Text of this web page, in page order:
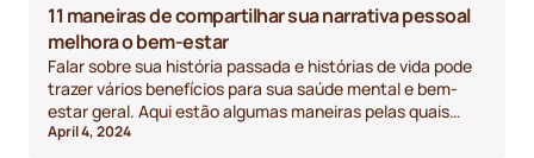
11 maneiras de compartilhar sua narrativa pessoal
melhora o bem-estar
Falar sobre sua história passada e histórias de vida pode
trazer vários benefícios para sua saúde mental e bem-
estar geral. Aqui estão algumas maneiras pelas quais
compartilhar suas experiências e sua narrativa pessoal
April 4, 2024